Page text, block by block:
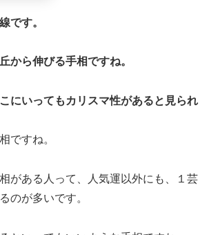
です。
から伸びる手相ですね。
にいってもカリスマ性があると見られ
ですね。
がある人って、人気運以外にも、１芸
のが多いです。